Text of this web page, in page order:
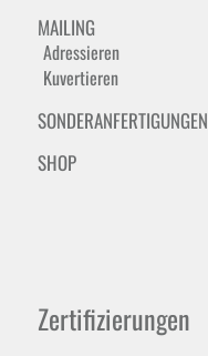
MAILING
Adressieren
Kuvertieren
SONDERANFERTIGUNGEN
SHOP
Zertifizierungen